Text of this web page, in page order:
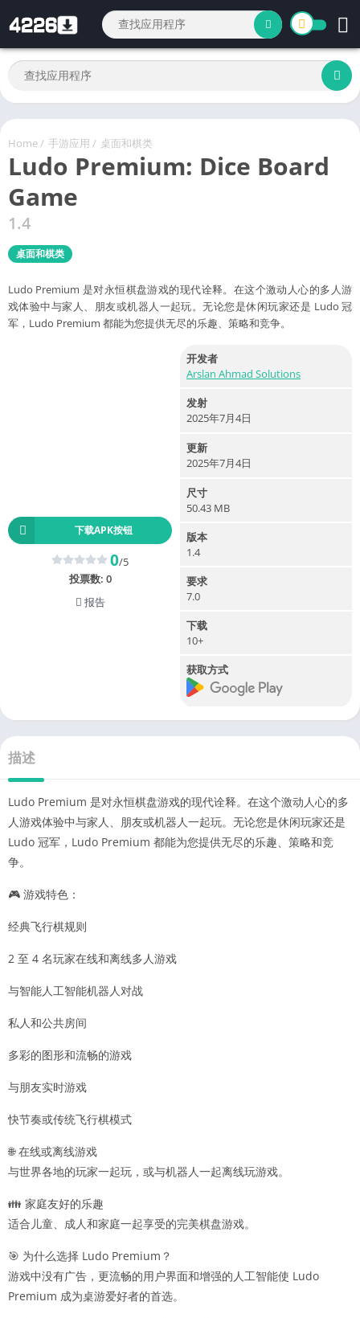
Home/ 手游应用 / 桌面和棋类
Ludo Premium: Dice Board
Game
1.4
桌面和棋类
Ludo Premium 是对永恒棋盘游戏的现代诠释。在这个激动人心的多人游
戏体验中与家人、朋友或机器人一起玩。无论您是休闲玩家还是 Ludo 冠
军，Ludo Premium 都能为您提供无尽的乐趣、策略和竞争。
下载APK按钮
0/5
投票数: 0
报告
开发者
Arslan Ahmad Solutions
发射
2025年7月4日
更新
2025年7月4日
尺寸
50.43 MB
版本
1.4
要求
7.0
下载
10+
获取方式
描述
Ludo Premium 是对永恒棋盘游戏的现代诠释。在这个激动人心的多
人游戏体验中与家人、朋友或机器人一起玩。无论您是休闲玩家还是
Ludo 冠军，Ludo Premium 都能为您提供无尽的乐趣、策略和竞
争。
🎮 游戏特色：
经典飞行棋规则
2 至 4 名玩家在线和离线多人游戏
与智能人工智能机器人对战
私人和公共房间
多彩的图形和流畅的游戏
与朋友实时游戏
快节奏或传统飞行棋模式
🌐 在线或离线游戏
与世界各地的玩家一起玩，或与机器人一起离线玩游戏。
👪 家庭友好的乐趣
适合儿童、成人和家庭一起享受的完美棋盘游戏。
🎯 为什么选择 Ludo Premium？
游戏中没有广告，更流畅的用户界面和增强的人工智能使 Ludo
Premium 成为桌游爱好者的首选。